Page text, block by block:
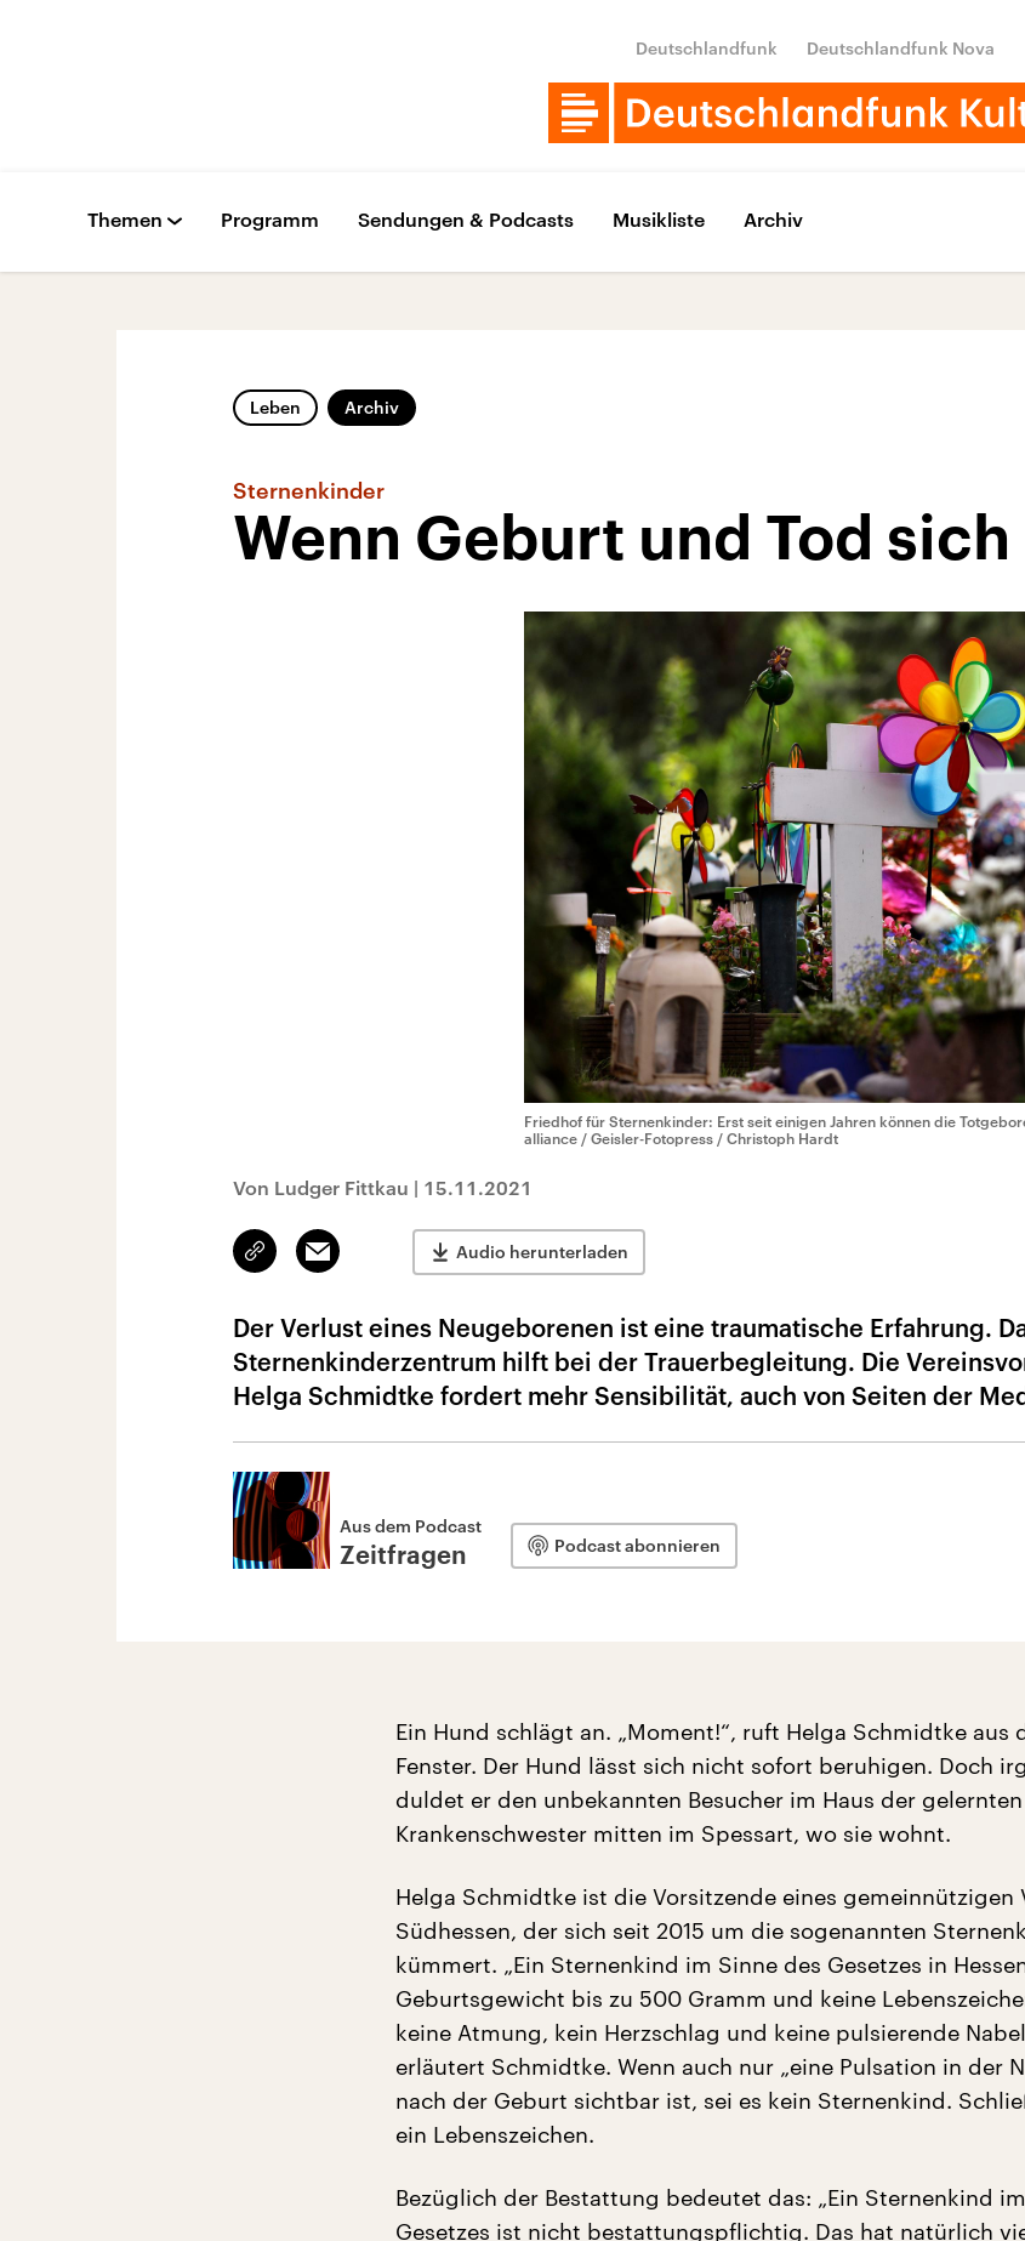
Deutschlandfunk Deutschlandfunk Nova
Themen Programm Sendungen & Podcasts Musikliste Archiv
Leben Archiv
Sternenkinder
Wenn Geburt und Tod
Friedhof für Sternenkinder: Erst seit einigen Jahren können die
alliance / Geisler-Fotopress / Christoph Hardt
Von Ludger Fittkau | 15.11.2021
Link
kopieren/teilen
Email Audio herunterladen
Der Verlust eines Neugeborenen ist eine traumatische Erfahrung.
Sternenkinderzentrum hilft bei der Trauerbegleitung. Die
Helga Schmidtke fordert mehr Sensibilität, auch von Seiten der
Aus dem Podcast
Zeitfragen Podcast abonnieren
Ein Hund schlägt an. „Moment!“, ruft Helga Schmidtke aus
Fenster. Der Hund lässt sich nicht sofort beruhigen. Doch
duldet er den unbekannten Besucher im Haus der gelernten
Krankenschwester mitten im Spessart, wo sie wohnt.
Helga Schmidtke ist die Vorsitzende eines gemeinnützigen
Südhessen, der sich seit 2015 um die sogenannten
kümmert. „Ein Sternenkind im Sinne des Gesetzes in
Geburtsgewicht bis zu 500 Gramm und keine
keine Atmung, kein Herzschlag und keine pulsierende
erläutert Schmidtke. Wenn auch nur „eine Pulsation in der
nach der Geburt sichtbar ist, sei es kein Sternenkind.
ein Lebenszeichen.
Bezüglich der Bestattung bedeutet das: „Ein Sternenkind
Gesetzes ist nicht bestattungspflichtig. Das hat natürlich